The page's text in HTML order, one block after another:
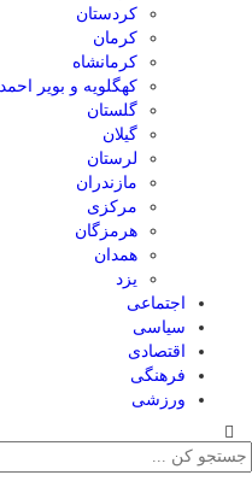
کردستان
کرمان
کرمانشاه
کهگلویه و بویر احمد
گلستان
گیلان
لرستان
مازندران
مرکزی
هرمزگان
همدان
یزد
اجتماعی
سیاسی
اقتصادی
فرهنگی
ورزشی